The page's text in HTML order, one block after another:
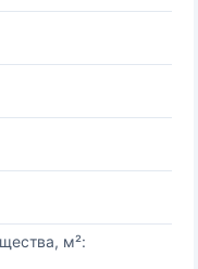
м²: